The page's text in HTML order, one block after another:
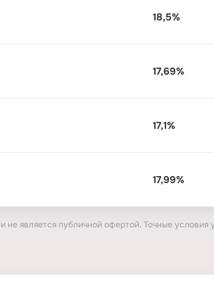
18,5%
17,69%
17,1%
17,99%
не является публичной офертой. Точные условия